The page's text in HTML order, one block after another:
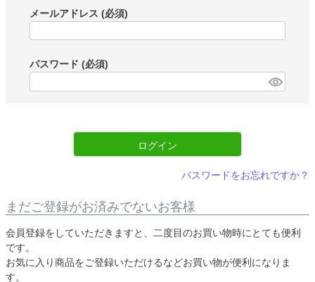
メールアドレス (必須)
パスワード (必須)
ログイン
パスワードをお忘れですか？
まだご登録がお済みでないお客様
会員登録をしていただきますと、二度目のお買い物時にとても便利
です。
お気に入り商品をご登録いただけるなどお買い物が便利になりま
す。